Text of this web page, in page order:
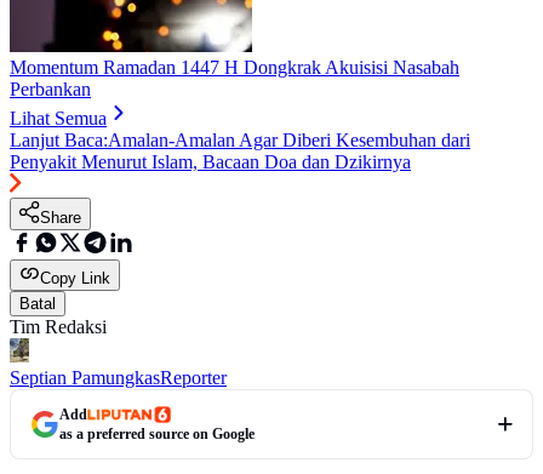
Momentum Ramadan 1447 H Dongkrak Akuisisi Nasabah
Perbankan
Lihat Semua
Lanjut Baca:Amalan-Amalan Agar Diberi Kesembuhan dari
Penyakit Menurut Islam, Bacaan Doa dan Dzikirnya
Share
Copy Link
Batal
Tim Redaksi
Septian PamungkasReporter
Add
as a preferred source on Google